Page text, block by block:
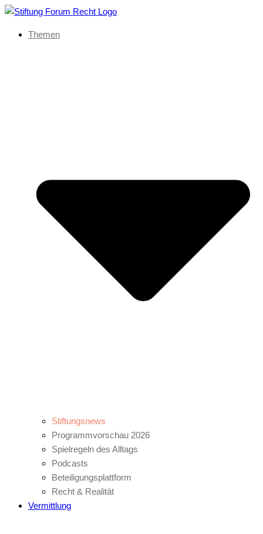
Themen
Stiftungsnews
Programmvorschau 2026
Spielregeln des Alltags
Podcasts
Beteiligungsplattform
Recht & Realität
Vermittlung